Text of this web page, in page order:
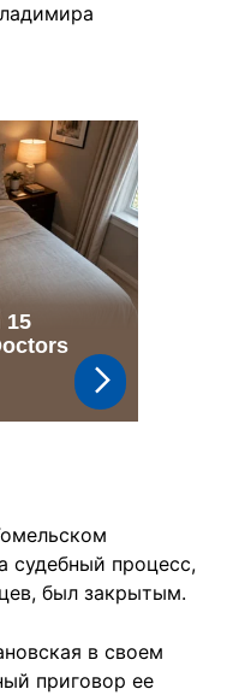
судебный процесс,
был закрытым.
в своем
приговор ее